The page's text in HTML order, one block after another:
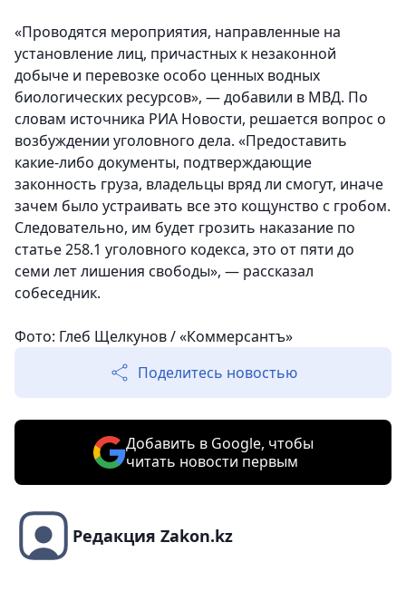
«Проводятся мероприятия, направленные на
установление лиц, причастных к незаконной
добыче и перевозке особо ценных водных
биологических ресурсов», — добавили в МВД. По
словам источника РИА Новости, решается вопрос о
возбуждении уголовного дела. «Предоставить
какие-либо документы, подтверждающие
законность груза, владельцы вряд ли смогут, иначе
зачем было устраивать все это кощунство с гробом.
Следовательно, им будет грозить наказание по
статье 258.1 уголовного кодекса, это от пяти до
семи лет лишения свободы», — рассказал
собеседник.
Фото: Глеб Щелкунов / «Коммерсантъ»
Поделитесь новостью
Добавить в Google, чтобы
читать новости первым
Редакция Zakon.kz